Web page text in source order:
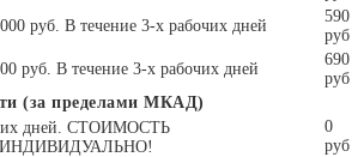
руб. В течение 3-х рабочих дней
590
руб
руб. В течение 3-х рабочих дней
690
руб
(за пределами МКАД)
дней. СТОИМОСТЬ
0
руб